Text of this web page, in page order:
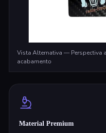
Vista Alternativa — Perspectiva
acabamento
Material Premium